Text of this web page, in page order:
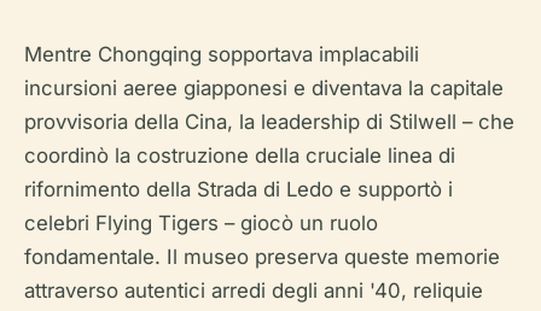
Mentre Chongqing sopportava implacabili
incursioni aeree giapponesi e diventava la capitale
provvisoria della Cina, la leadership di Stilwell – che
coordinò la costruzione della cruciale linea di
rifornimento della Strada di Ledo e supportò i
celebri Flying Tigers – giocò un ruolo
fondamentale. Il museo preserva queste memorie
attraverso autentici arredi degli anni '40, reliquie